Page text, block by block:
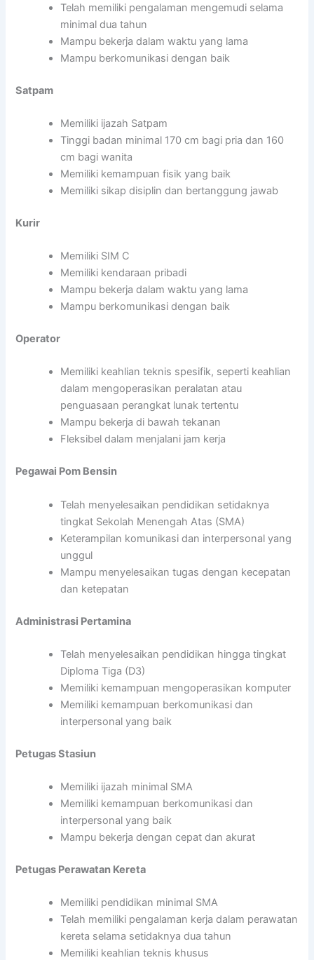
Telah memiliki pengalaman mengemudi selama
minimal dua tahun
Mampu bekerja dalam waktu yang lama
Mampu berkomunikasi dengan baik
Satpam
Memiliki ijazah Satpam
Tinggi badan minimal 170 cm bagi pria dan 160
cm bagi wanita
Memiliki kemampuan fisik yang baik
Memiliki sikap disiplin dan bertanggung jawab
Kurir
Memiliki SIM C
Memiliki kendaraan pribadi
Mampu bekerja dalam waktu yang lama
Mampu berkomunikasi dengan baik
Operator
Memiliki keahlian teknis spesifik, seperti keahlian
dalam mengoperasikan peralatan atau
penguasaan perangkat lunak tertentu
Mampu bekerja di bawah tekanan
Fleksibel dalam menjalani jam kerja
Pegawai Pom Bensin
Telah menyelesaikan pendidikan setidaknya
tingkat Sekolah Menengah Atas (SMA)
Keterampilan komunikasi dan interpersonal yang
unggul
Mampu menyelesaikan tugas dengan kecepatan
dan ketepatan
Administrasi Pertamina
Telah menyelesaikan pendidikan hingga tingkat
Diploma Tiga (D3)
Memiliki kemampuan mengoperasikan komputer
Memiliki kemampuan berkomunikasi dan
interpersonal yang baik
Petugas Stasiun
Memiliki ijazah minimal SMA
Memiliki kemampuan berkomunikasi dan
interpersonal yang baik
Mampu bekerja dengan cepat dan akurat
Petugas Perawatan Kereta
Memiliki pendidikan minimal SMA
Telah memiliki pengalaman kerja dalam perawatan
kereta selama setidaknya dua tahun
Memiliki keahlian teknis khusus